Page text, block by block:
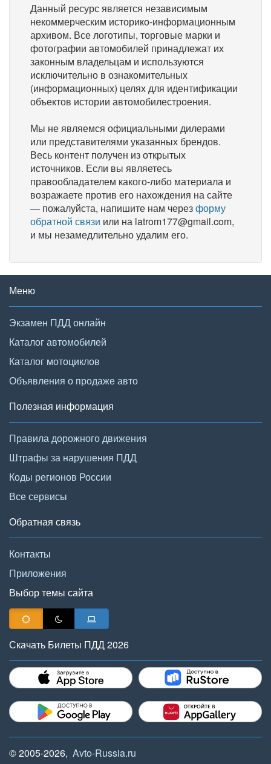
Данный ресурс является независимым
некоммерческим историко-информационным
архивом. Все логотипы, торговые марки и
фотографии автомобилей принадлежат их
законным владельцам и используются
исключительно в ознакомительных
(информационных) целях для идентификации
объектов истории автомобилестроения.
Мы не являемся официальными дилерами
или представителями указанных брендов.
Весь контент получен из открытых
источников. Если вы являетесь
правообладателем какого-либо материала и
возражаете против его нахождения на сайте
— пожалуйста, напишите нам черезформу
обратной связи или на latrom177@gmail.com,
и мы незамедлительно удалим его.
Меню
Экзамен ПДД онлайн
Каталог автомобилей
Каталог мотоциклов
Объявления о продаже авто
Полезная информация
Правила дорожного движения
Штрафы за нарушения ПДД
Коды регионов России
Все сервисы
Обратная связь
Контакты
Приложения
Выбор темы сайта
Скачать Билеты ПДД 2026
© 2005-2026, Avto-Russia.ru